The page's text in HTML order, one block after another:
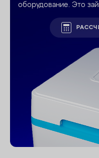
оборудование. Это